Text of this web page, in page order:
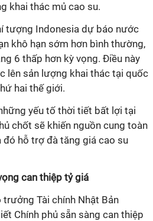
khai thác mủ cao su.
tượng Indonesia dự báo nước
khô hạn sớm hơn bình thường,
6 thấp hơn kỳ vọng. Điều này
lên sản lượng khai thác tại quốc
hai thế giới.
yếu tố thời tiết bất lợi tại
chốt sẽ khiến nguồn cung toàn
đó hỗ trợ đà tăng giá cao su
can thiệp tỷ giá
Tài chính Nhật Bản
Chính phủ sẵn sàng can thiệp